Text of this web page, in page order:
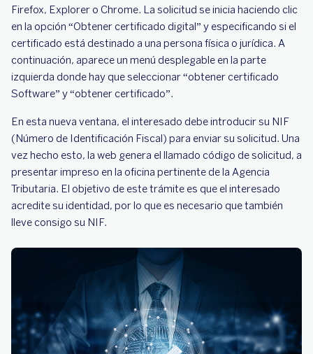
Firefox, Explorer o Chrome. La solicitud se inicia haciendo clic
en la opción “Obtener certificado digital” y especificando si el
certificado está destinado a una persona física o jurídica. A
continuación, aparece un menú desplegable en la parte
izquierda donde hay que seleccionar “obtener certificado
Software” y “obtener certificado”.
En esta nueva ventana, el interesado debe introducir su NIF
(Número de Identificación Fiscal) para enviar su solicitud. Una
vez hecho esto, la web genera el llamado código de solicitud, a
presentar impreso en la oficina pertinente de la Agencia
Tributaria. El objetivo de este trámite es que el interesado
acredite su identidad, por lo que es necesario que también
lleve consigo su NIF.